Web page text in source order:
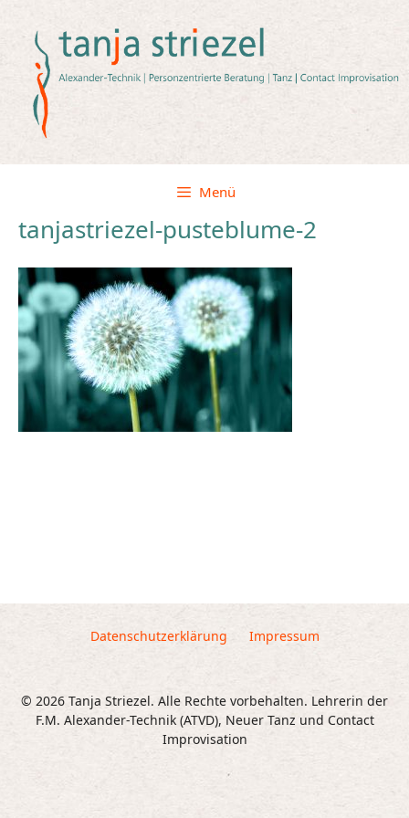
springen
Menü
tanjastriezel-pusteblume-2
Datenschutzerklärung Impressum
© 2026 Tanja Striezel. Alle Rechte vorbehalten. Lehrerin der
F.M. Alexander-Technik (ATVD), Neuer Tanz und Contact
Improvisation